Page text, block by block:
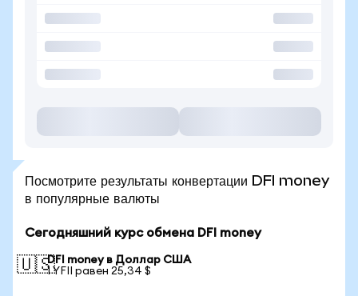
Посмотрите результаты конвертации DFI money
в популярные валюты
Сегодняшний курс обмена DFI money
🇺🇸DFI money в Доллар США
1 YFII равен 25,34 $